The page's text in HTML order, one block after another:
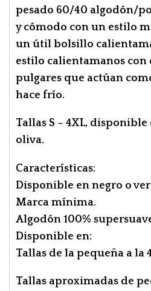
pesado 60/40 algodón/
y cómodo con un estilo
un útil bolsillo
estilo calientamanos con
pulgares que actúan
hace frío.
Tallas S – 4XL,
oliva.
Características:
Disponible en negro o
Marca mínima.
Algodón 100%
Disponible en:
Tallas de la pequeña a la
Tallas aproximadas de